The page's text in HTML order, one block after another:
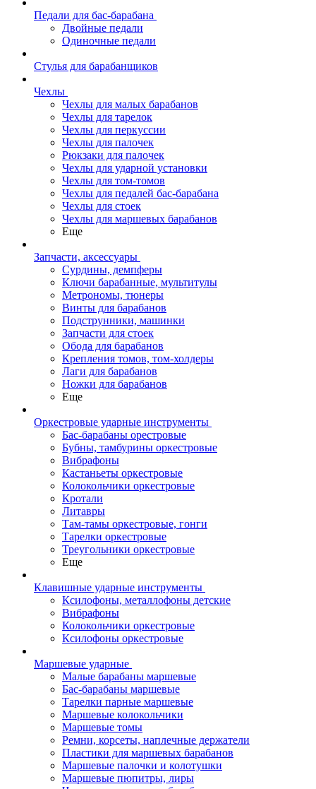
Педали для бас-барабана
Двойные педали
Одиночные педали
Стулья для барабанщиков
Чехлы
Чехлы для малых барабанов
Чехлы для тарелок
Чехлы для перкуссии
Чехлы для палочек
Рюкзаки для палочек
Чехлы для ударной установки
Чехлы для том-томов
Чехлы для педалей бас-барабана
Чехлы для стоек
Чехлы для маршевых барабанов
Еще
Запчасти, аксессуары
Сурдины, демпферы
Ключи барабанные, мультитулы
Метрономы, тюнеры
Винты для барабанов
Подструнники, машинки
Запчасти для стоек
Обода для барабанов
Крепления томов, том-холдеры
Лаги для барабанов
Ножки для барабанов
Еще
Оркестровые ударные инструменты
Бас-барабаны орестровые
Бубны, тамбурины оркестровые
Вибрафоны
Кастаньеты оркестровые
Колокольчики оркестровые
Кротали
Литавры
Там-тамы оркестровые, гонги
Тарелки оркестровые
Треугольники оркестровые
Еще
Клавишные ударные инструменты
Ксилофоны, металлофоны детские
Вибрафоны
Колокольчики оркестровые
Ксилофоны оркестровые
Маршевые ударные
Малые барабаны маршевые
Бас-барабаны маршевые
Тарелки парные маршевые
Маршевые колокольчики
Маршевые томы
Ремни, корсеты, наплечные держатели
Пластики для маршевых барабанов
Маршевые палочки и колотушки
Маршевые пюпитры, лиры